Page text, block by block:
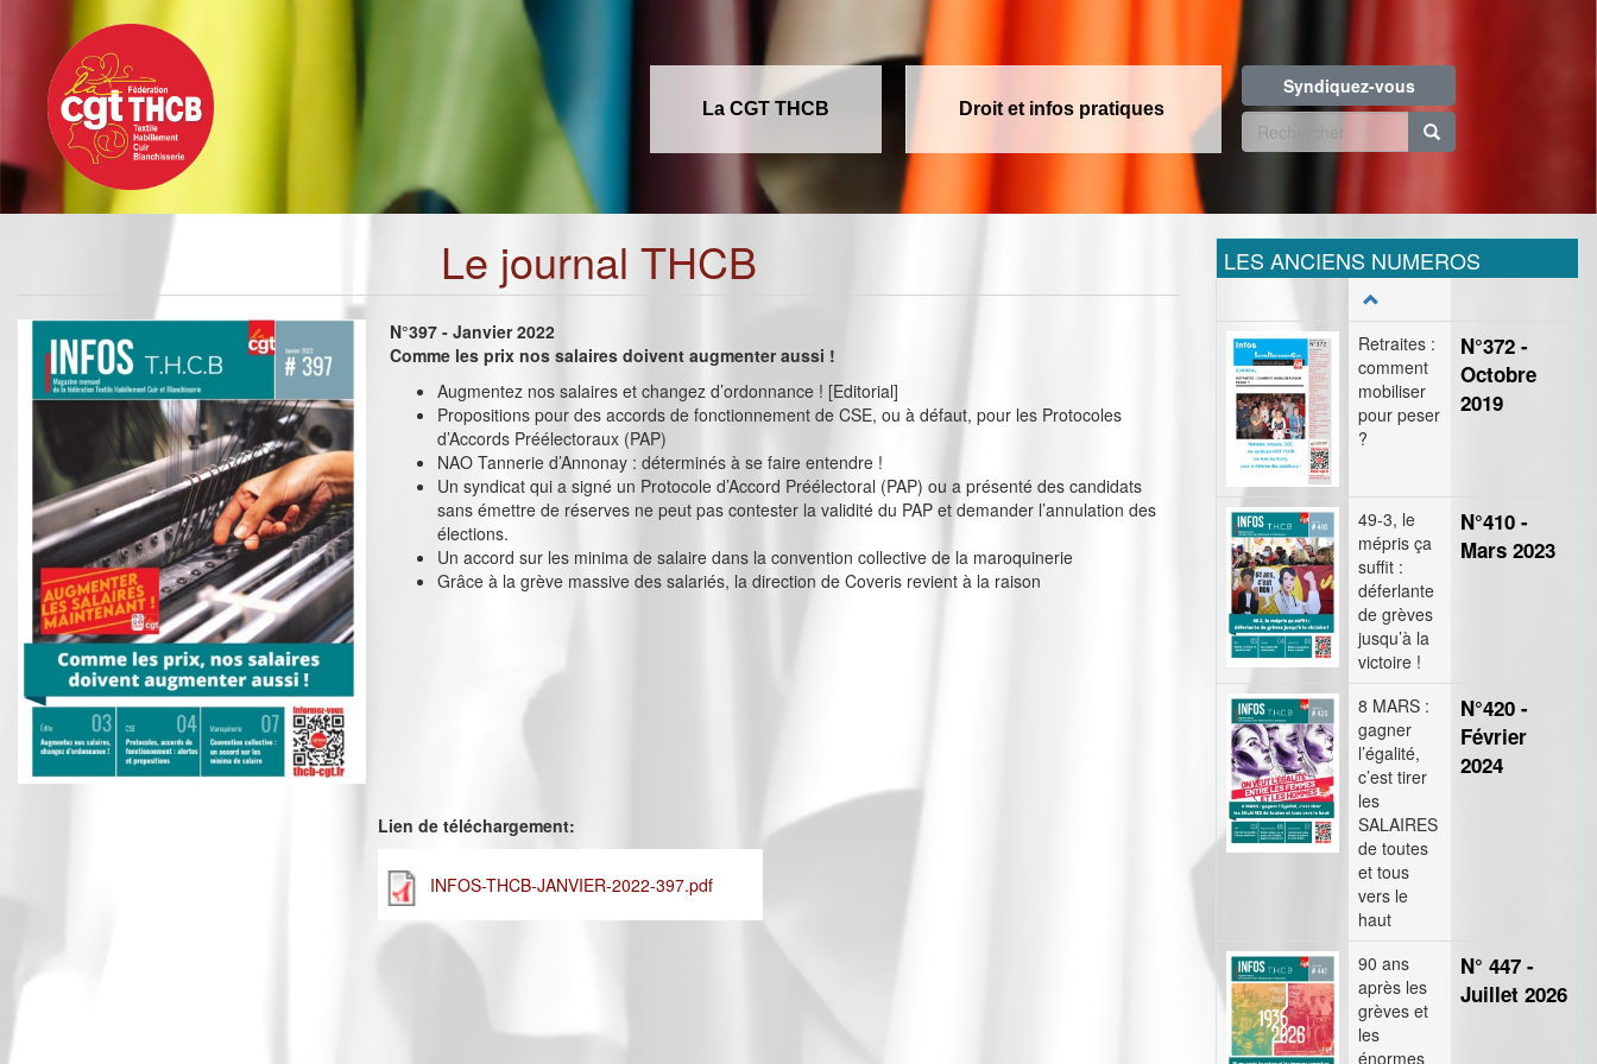
contenu
principal
La CGT THCB Droit et infos pratiques
Syndiquez-vous
Formulaire
recherche
Le journal THCB
N°397 - Janvier 2022
Comme les prix nos salaires doivent augmenter aussi !
Augmentez nos salaires et changez d’ordonnance ! [Editorial]
Propositions pour des accords de fonctionnement de CSE, ou à défaut, pour les Protocoles
d’Accords Préélectoraux (PAP)
NAO Tannerie d’Annonay : déterminés à se faire entendre !
Un syndicat qui a signé un Protocole d’Accord Préélectoral (PAP) ou a présenté des candidats
sans émettre de réserves ne peut pas contester la validité du PAP et demander l’annulation des
élections.
Un accord sur les minima de salaire dans la convention collective de la maroquinerie
Grâce à la grève massive des salariés, la direction de Coveris revient à la raison
Lien de téléchargement:
INFOS-THCB-JANVIER-2022-397.pdf
LES ANCIENS NUMEROS
Retraites :
comment
mobiliser
pour peser
?
N°372 -
Octobre
2019
49-3, le
mépris ça
suffit :
déferlante
de grèves
jusqu’à la
victoire !
N°410 -
Mars 2023
8 MARS :
gagner
l’égalité,
c’est tirer
les
SALAIRES
de toutes
et tous
vers le
haut
N°420 -
Février
2024
90 ans
après les
grèves et
les
énormes
N° 447 -
Juillet 2026